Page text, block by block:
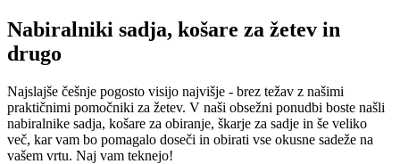
Nabiralniki sadja, košare za žetev in
drugo
Najslajše češnje pogosto visijo najvišje - brez težav z našimi
praktičnimi pomočniki za žetev. V naši obsežni ponudbi boste našli
nabiralnike sadja, košare za obiranje, škarje za sadje in še veliko
več, kar vam bo pomagalo doseči in obirati vse okusne sadeže na
vašem vrtu. Naj vam teknejo!